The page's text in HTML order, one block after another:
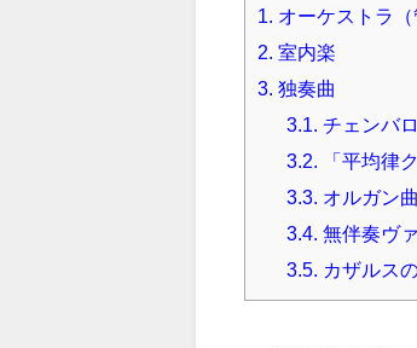
1. オーケストラ
2. 室内楽
3. 独奏曲
3.1. チェンバ
3.2. 「平均律
3.3. オルガン
3.4. 無伴奏ヴ
3.5. カザルス